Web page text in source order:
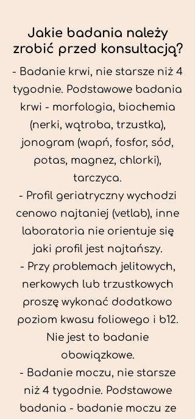
Jakie badania należy
zrobić przed konsultacją?
- Badanie krwi, nie starsze niż 4
tygodnie. Podstawowe badania
krwi - morfologia, biochemia
(nerki, wątroba, trzustka),
jonogram (wapń, fosfor, sód,
potas, magnez, chlorki),
tarczyca.
- Profil geriatryczny wychodzi
cenowo najtaniej (vetlab), inne
laboratoria nie orientuje się
jaki profil jest najtańszy.
- Przy problemach jelitowych,
nerkowych lub trzustkowych
proszę wykonać dodatkowo
poziom kwasu foliowego i b12.
Nie jest to badanie
obowiązkowe.
- Badanie moczu, nie starsze
niż 4 tygodnie. Podstawowe
badania - badanie moczu ze